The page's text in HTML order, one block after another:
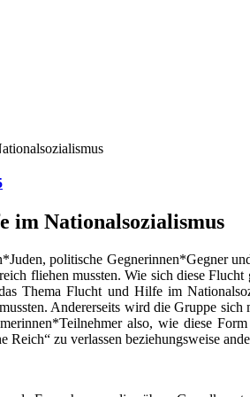
im Nationalsozialismus
politische Gegnerinnen*Gegner
fliehen mussten. Wie sich diese
Thema Flucht und Hilfe im
Andererseits wird die Gruppe
also, wie diese
Reich“ zu verlassen beziehungsweise